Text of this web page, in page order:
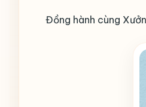
Đồng hành cùng